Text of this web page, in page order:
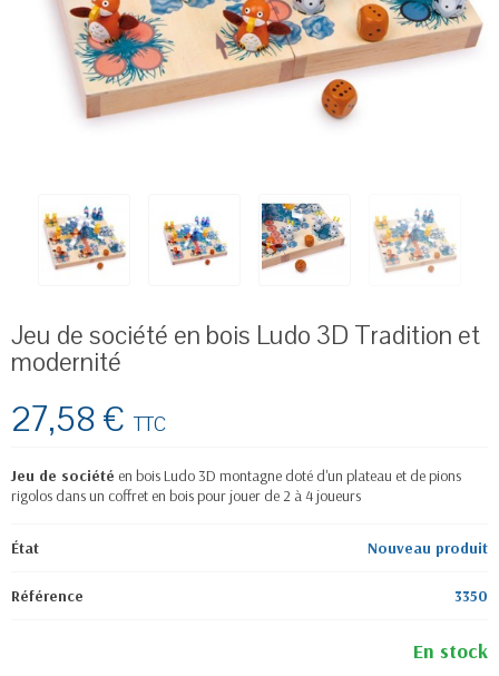
Jeu de société en bois Ludo 3D Tradition et
modernité
27,58 €TTC
Jeu de société en bois Ludo 3D montagne doté d'un plateau et de pions
rigolos dans un coffret en bois pour jouer de 2 à 4 joueurs
État Nouveau produit
Référence 3350
En stock